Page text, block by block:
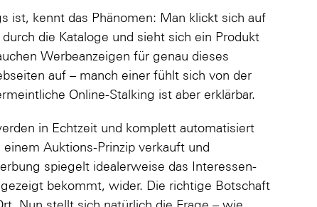
ist, kennt das Phänomen: Man klickt sich auf
die Kataloge und sieht sich ein Produkt
Werbeanzeigen für genau dieses
auf – manch einer fühlt sich von der
Online-Stalking ist aber erklärbar.
in Echtzeit und komplett automatisiert
Auktions-Prinzip verkauft und
spiegelt idealerweise das Interessen-
bekommt, wider. Die richtige Botschaft